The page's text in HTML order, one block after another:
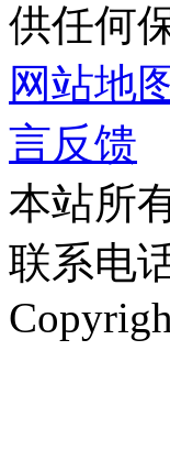
供任何
网站地
言反馈
本站所
联系电